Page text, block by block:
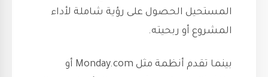
المستحيل الحصول على رؤية شاملة لأداء
المشروع أو ربحيته.
بينما تقدم أنظمة مثل Monday.com أو